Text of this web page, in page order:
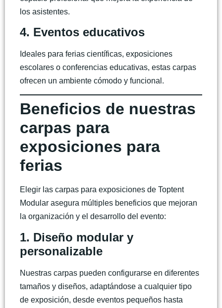
los asistentes.
4. Eventos educativos
Ideales para ferias científicas, exposiciones
escolares o conferencias educativas, estas carpas
ofrecen un ambiente cómodo y funcional.
Beneficios de nuestras
carpas para
exposiciones para
ferias
Elegir lascarpas para exposiciones de Toptent
Modular asegura múltiples beneficios que mejoran
la organización y el desarrollo del evento:
1. Diseño modular y
personalizable
Nuestras carpas pueden configurarse en diferentes
tamaños y diseños, adaptándose a cualquier tipo
de exposición, desde eventos pequeños hasta